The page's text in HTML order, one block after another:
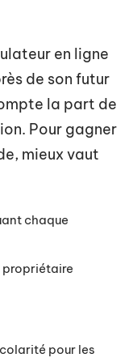
en ligne
de son futur
la part de
Pour gagner
mieux vaut
chaque
propriétaire
pour les